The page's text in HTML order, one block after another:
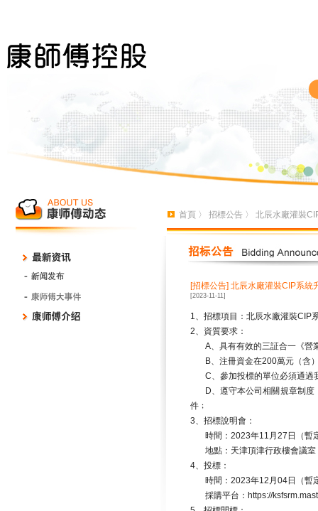
首頁 〉 招標公告 〉 北辰水廠灌裝
[招標公告] 北辰水廠灌裝CIP系統
[2023-11-11]
1、招標項目：北辰水廠灌裝CIP
2、資質要求：
A、具有有效的三証合一《營
B、注冊資金在200萬元（含
C、參加投標的單位必須通
D、遵守本公司相關規章制
件﹔
3、招標說明會：
時間： 2023年11 月 27 日（暫
地點：天津頂津行政樓會議
4、投標：
時間： 2023年12 月 04日（暫
採購平台： https://